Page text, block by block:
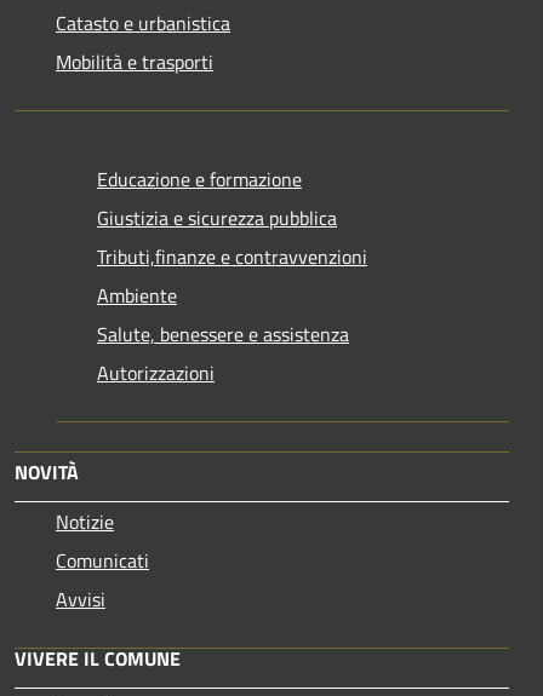
Catasto e urbanistica
Mobilità e trasporti
Educazione e formazione
Giustizia e sicurezza pubblica
Tributi,finanze e contravvenzioni
Ambiente
Salute, benessere e assistenza
Autorizzazioni
NOVITÀ
Notizie
Comunicati
Avvisi
VIVERE IL COMUNE